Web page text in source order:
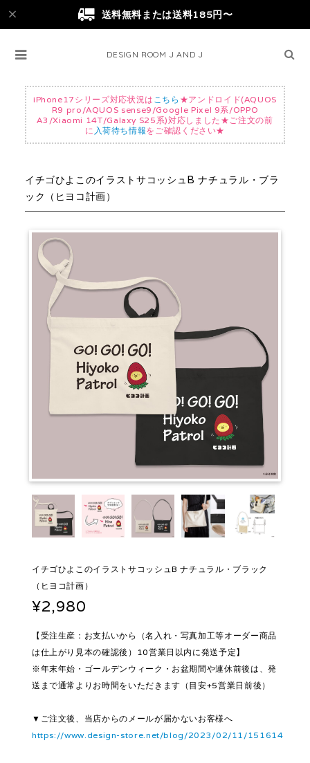
送料無料または送料185円〜
DESIGN ROOM J AND J
iPhone17シリーズ対応状況は こちら ★アンドロイド(AQUOS
R9 pro/AQUOS sense9/Google Pixel 9系/OPPO
A3/Xiaomi 14T/Galaxy S25系)対応しました★ご注文の前
に 入荷待ち情報をご確認ください★
イチゴひよこのイラストサコッシュB ナチュラル・ブラ
ック（ヒヨコ計画）
イチゴひよこのイラストサコッシュB ナチュラル・ブラック
（ヒヨコ計画）
¥2,980
【受注生産：お支払いから（名入れ・写真加工等オーダー商品
は仕上がり見本の確認後）10営業日以内に発送予定】
※年末年始・ゴールデンウィーク・お盆期間や連休前後は、発
送まで通常よりお時間をいただきます（目安+5営業日前後）
▼ご注文後、当店からのメールが届かないお客様へ
https://www.design-store.net/blog/2023/02/11/151614